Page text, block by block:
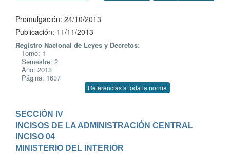
Promulgación: 24/10/2013
Publicación: 11/11/2013
Registro Nacional de Leyes y Decretos:
Tomo: 1
Semestre: 2
Año: 2013
Página: 1637
Referencias a toda la norma
SECCIÓN IV
INCISOS DE LA ADMINISTRACIÓN CENTRAL
INCISO 04
MINISTERIO DEL INTERIOR